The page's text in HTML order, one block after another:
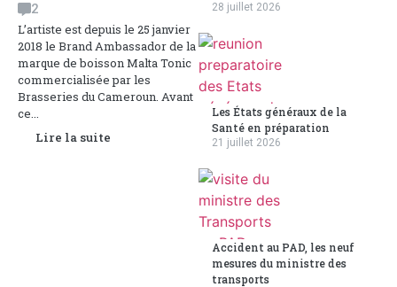
2
L’artiste est depuis le 25 janvier
2018 le Brand Ambassador de la
marque de boisson Malta Tonic
commercialisée par les
Brasseries du Cameroun. Avant
ce...
Lire la suite
28 juillet 2026
Les États généraux de la
Santé en préparation
21 juillet 2026
Accident au PAD, les neuf
mesures du ministre des
transports